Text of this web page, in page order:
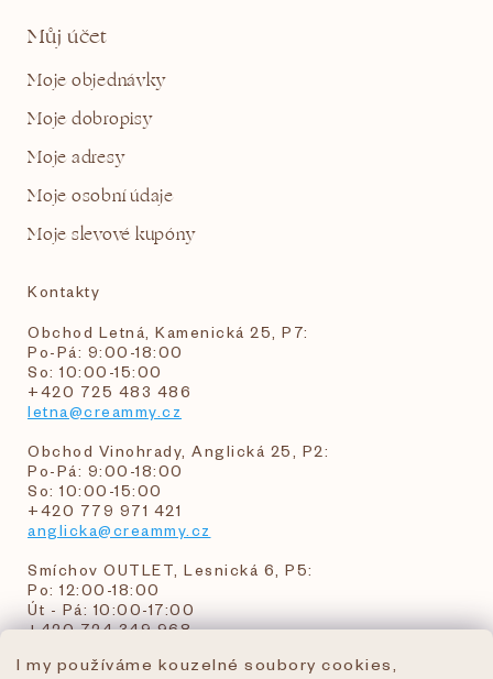
I my používáme kouzelné soubory cookies,
Můj účet
Moje objednávky
Moje dobropisy
Moje adresy
Moje osobní údaje
Moje slevové kupóny
Kontakty
Obchod Letná, Kamenická 25, P7:
Po-Pá: 9:00-18:00
So: 10:00-15:00
+420 725 483 486
letna@creammy.cz
Obchod Vinohrady, Anglická 25, P2:
Po-Pá: 9:00-18:00
So: 10:00-15:00
+420 779 971 421
anglicka@creammy.cz
Smíchov OUTLET, Lesnická 6, P5:
Po: 12:00-18:00
Út - Pá: 10:00-17:00
+420 724 349 968